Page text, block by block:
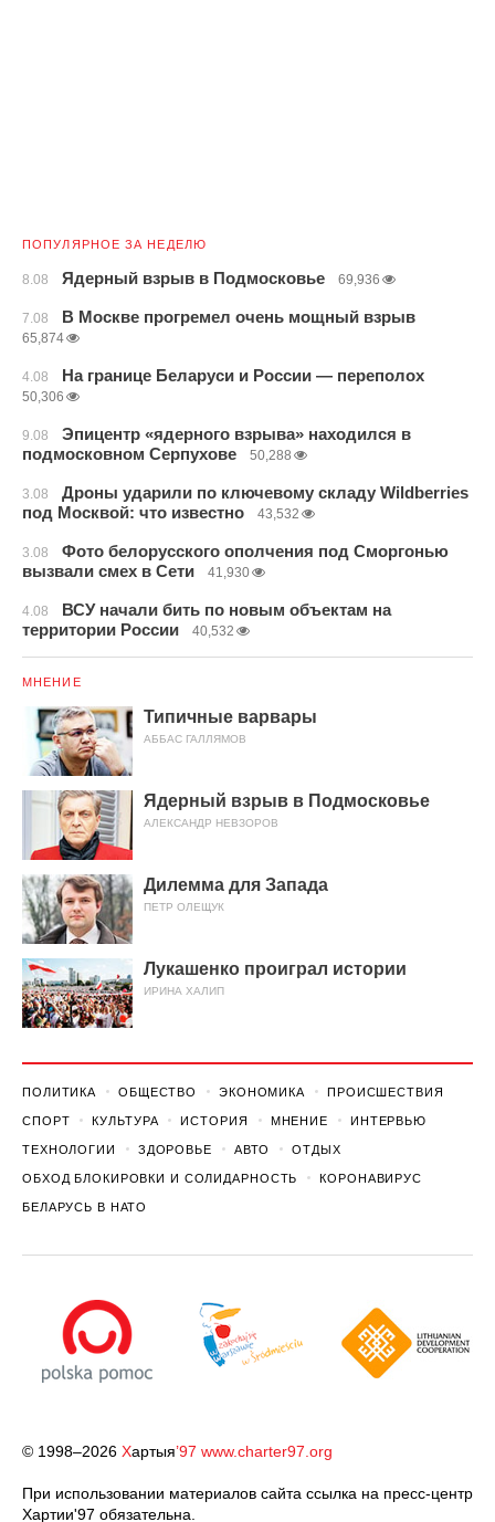
ПОПУЛЯРНОЕ ЗА НЕДЕЛЮ
8.08 Ядерный взрыв в Подмосковье 69,936
7.08 В Москве прогремел очень мощный взрыв
65,874
4.08 На границе Беларуси и России — переполох
50,306
9.08
Эпицентр «ядерного взрыва» находился в
подмосковном Серпухове
50,288
3.08
Дроны ударили по ключевому складу Wildberries
под Москвой: что известно
43,532
3.08
Фото белорусского ополчения под Сморгонью
вызвали смех в Сети
41,930
4.08
ВСУ начали бить по новым объектам на
территории России
40,532
МНЕНИЕ
Типичные варвары
АББАС ГАЛЛЯМОВ
Ядерный взрыв в Подмосковье
АЛЕКСАНДР НЕВЗОРОВ
Дилемма для Запада
ПЕТР ОЛЕЩУК
Лукашенко проиграл истории
ИРИНА ХАЛИП
ПОЛИТИКА ОБЩЕСТВО ЭКОНОМИКА ПРОИСШЕСТВИЯ
СПОРТ КУЛЬТУРА ИСТОРИЯ МНЕНИЕ ИНТЕРВЬЮ
ТЕХНОЛОГИИ ЗДОРОВЬЕ АВТО ОТДЫХ
ОБХОД БЛОКИРОВКИ И СОЛИДАРНОСТЬ КОРОНАВИРУС
БЕЛАРУСЬ В НАТО
© 1998–2026 Хартыя’97 www.charter97.org
При использовании материалов сайта ссылка на пресс-центр
Хартии'97 обязательна.